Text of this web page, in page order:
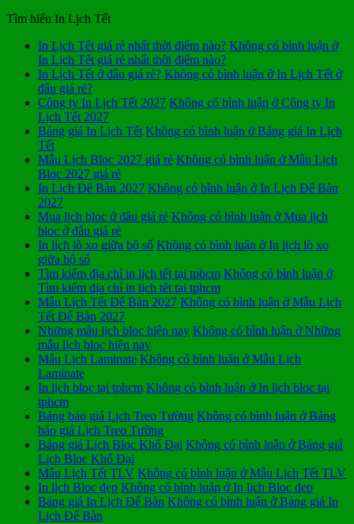
Tìm hiểu In Lịch Tết
In Lịch Tết giá rẻ nhất thời điểm nào? Không có bình luận ở
In Lịch Tết giá rẻ nhất thời điểm nào?
In Lịch Tết ở đâu giá rẻ? Không có bình luận ở In Lịch Tết ở
đâu giá rẻ?
Công ty In Lịch Tết 2027 Không có bình luận ở Công ty In
Lịch Tết 2027
Bảng giá In Lịch Tết Không có bình luận ở Bảng giá In Lịch
Tết
Mẫu Lịch Bloc 2027 giá rẻ Không có bình luận ở Mẫu Lịch
Bloc 2027 giá rẻ
In Lịch Để Bàn 2027 Không có bình luận ở In Lịch Để Bàn
2027
Mua lịch bloc ở đâu giá rẻ Không có bình luận ở Mua lịch
bloc ở đâu giá rẻ
In lịch lò xo giữa bộ số Không có bình luận ở In lịch lò xo
giữa bộ số
Tìm kiếm địa chỉ in lịch tết tại tphcm Không có bình luận ở
Tìm kiếm địa chỉ in lịch tết tại tphcm
Mẫu Lịch Tết Để Bàn 2027 Không có bình luận ở Mẫu Lịch
Tết Để Bàn 2027
Những mẫu lịch bloc hiện nay Không có bình luận ở Những
mẫu lịch bloc hiện nay
Mẫu Lịch Laminate Không có bình luận ở Mẫu Lịch
Laminate
In lịch bloc tại tphcm Không có bình luận ở In lịch bloc tại
tphcm
Bảng báo giá Lịch Treo Tường Không có bình luận ở Bảng
báo giá Lịch Treo Tường
Bảng giá Lịch Bloc Khổ Đại Không có bình luận ở Bảng giá
Lịch Bloc Khổ Đại
Mẫu Lịch Tết TLV Không có bình luận ở Mẫu Lịch Tết TLV
In lịch Bloc đẹp Không có bình luận ở In lịch Bloc đẹp
Bảng giá In Lịch Để Bàn Không có bình luận ở Bảng giá In
Lịch Để Bàn